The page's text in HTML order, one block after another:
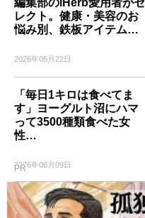
編集部のiHerb愛用者がセ
レクト。健康・美容のお
悩み別、鉄板アイテム…
2026年06月22日
「毎日1キロは食べてま
す」ヨーグルト沼にハマ
って3500種類食べた女
性…
2026年06月09日
PR